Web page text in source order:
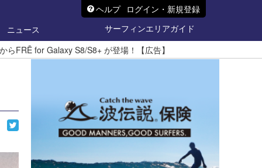
ヘルプ ログイン・新規登録
ニュース
サーフィンエリアガイド
FRĒ for Galaxy S8/S8+ が登場！【広告】